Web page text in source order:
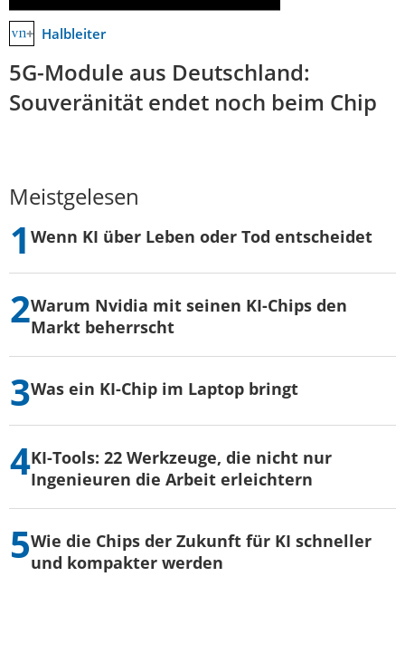
Halbleiter
5G-Module aus Deutschland:
Souveränität endet noch beim Chip
Meistgelesen
Wenn KI über Leben oder Tod entscheidet
Warum Nvidia mit seinen KI-Chips den
Markt beherrscht
Was ein KI-Chip im Laptop bringt
KI-Tools: 22 Werkzeuge, die nicht nur
Ingenieuren die Arbeit erleichtern
Wie die Chips der Zukunft für KI schneller
und kompakter werden